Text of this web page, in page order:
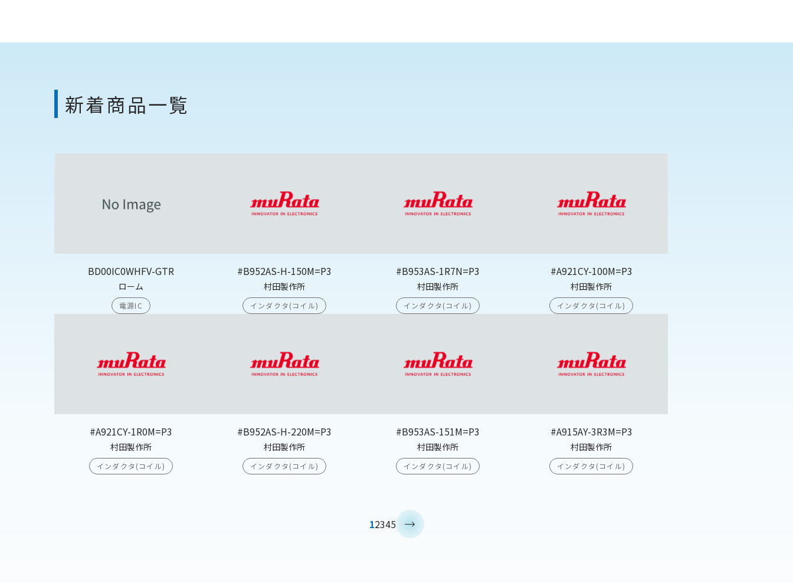
新着商品一覧
BD00IC0WHFV-GTR
ローム
電源IC
#B952AS-H-150M=P3
村田製作所
インダクタ(コイル)
#B953AS-1R7N=P3
村田製作所
インダクタ(コイル)
#A921CY-100M=P3
村田製作所
インダクタ(コイル)
#A921CY-1R0M=P3
村田製作所
インダクタ(コイル)
#B952AS-H-220M=P3
村田製作所
インダクタ(コイル)
#B953AS-151M=P3
村田製作所
インダクタ(コイル)
#A915AY-3R3M=P3
村田製作所
インダクタ(コイル)
12345